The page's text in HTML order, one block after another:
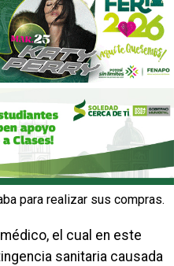
para realizar sus compras.
el cual en este
sanitaria causada